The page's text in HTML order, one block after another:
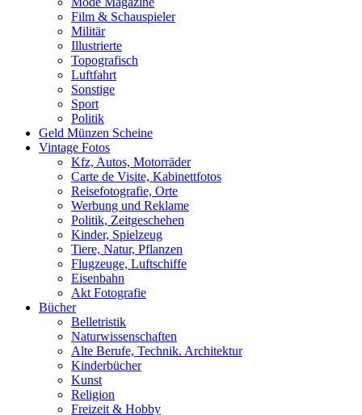
Film & Schauspieler
Militär
Illustrierte
Topografisch
Luftfahrt
Sonstige
Sport
Politik
Geld Münzen Scheine
Vintage Fotos
Kfz, Autos, Motorräder
Carte de Visite, Kabinettfotos
Reisefotografie, Orte
Werbung und Reklame
Politik, Zeitgeschehen
Kinder, Spielzeug
Tiere, Natur, Pflanzen
Flugzeuge, Luftschiffe
Eisenbahn
Akt Fotografie
Bücher
Belletristik
Naturwissenschaften
Alte Berufe, Technik. Architektur
Kinderbücher
Kunst
Religion
Freizeit & Hobby